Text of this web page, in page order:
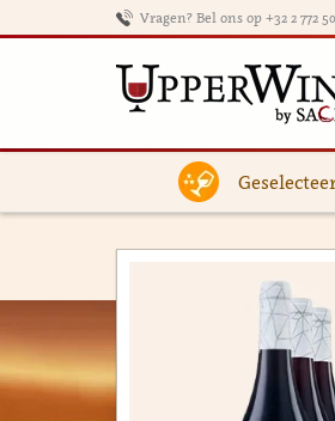
Vragen? Bel ons op +32 2 772